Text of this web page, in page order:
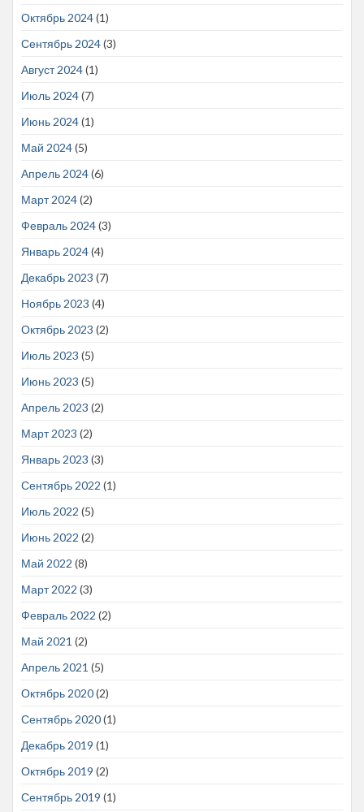
Октябрь 2024(1)
Сентябрь 2024(3)
Август 2024(1)
Июль 2024(7)
Июнь 2024(1)
Май 2024(5)
Апрель 2024(6)
Март 2024(2)
Февраль 2024(3)
Январь 2024(4)
Декабрь 2023 (7)
Ноябрь 2023 (4)
Октябрь 2023 (2)
Июль 2023 (5)
Июнь 2023 (5)
Апрель 2023 (2)
Март 2023 (2)
Январь 2023 (3)
Сентябрь 2022 (1)
Июль 2022 (5)
Июнь 2022 (2)
Май 2022 (8)
Март 2022 (3)
Февраль 2022 (2)
Май 2021 (2)
Апрель 2021 (5)
Октябрь 2020(2)
Сентябрь 2020(1)
Декабрь 2019 (1)
Октябрь 2019 (2)
Сентябрь 2019 (1)